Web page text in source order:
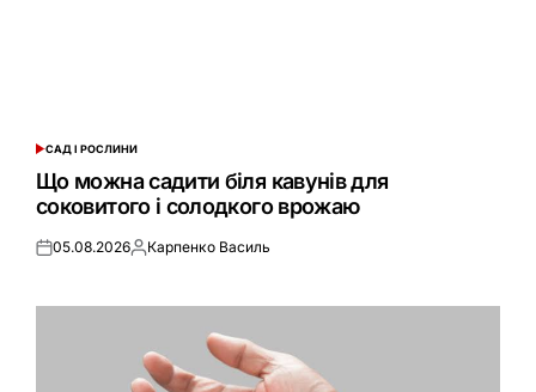
ОПУБЛІКУВАТИ
У
САД І РОСЛИНИ
Що можна садити біля кавунів для
соковитого і солодкого врожаю
Оприлюднено
05.08.2026Опубліковано
Карпенко Василь